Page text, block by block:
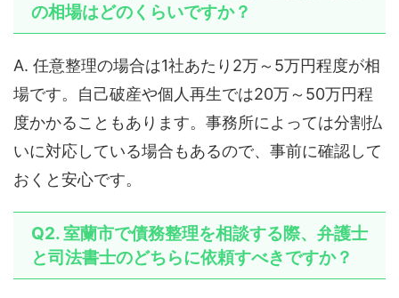
の相場はどのくらいですか？
A. 任意整理の場合は1社あたり2万～5万円程度が相
場です。自己破産や個人再生では20万～50万円程
度かかることもあります。事務所によっては分割払
いに対応している場合もあるので、事前に確認して
おくと安心です。
Q2. 室蘭市で債務整理を相談する際、弁護士
と司法書士のどちらに依頼すべきですか？